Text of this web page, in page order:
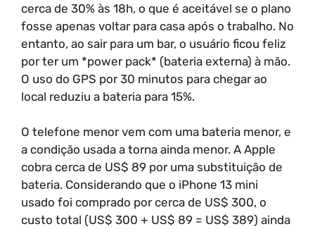
cerca de 30% às 18h, o que é aceitável se o plano
fosse apenas voltar para casa após o trabalho. No
entanto, ao sair para um bar, o usuário ficou feliz
por ter um *power pack* (bateria externa) à mão.
O uso do GPS por 30 minutos para chegar ao
local reduziu a bateria para 15%.
O telefone menor vem com uma bateria menor, e
a condição usada a torna ainda menor. A Apple
cobra cerca de US$ 89 por uma substituição de
bateria. Considerando que o iPhone 13 mini
usado foi comprado por cerca de US$ 300, o
custo total (US$ 300 + US$ 89 = US$ 389) ainda